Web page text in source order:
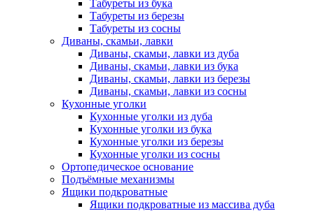
Табуреты из бука
Табуреты из березы
Табуреты из сосны
Диваны, скамьи, лавки
Диваны, скамьи, лавки из дуба
Диваны, скамьи, лавки из бука
Диваны, скамьи, лавки из березы
Диваны, скамьи, лавки из сосны
Кухонные уголки
Кухонные уголки из дуба
Кухонные уголки из бука
Кухонные уголки из березы
Кухонные уголки из сосны
Ортопедическое основание
Подъёмные механизмы
Ящики подкроватные
Ящики подкроватные из массива дуба